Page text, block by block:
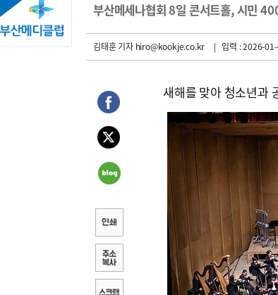
부산메세나협회 8일 콘서트홀, 시민
김태훈 기자hiro@kookje.co.kr | 입력 : 2026-
새해를 맞아 청소년과